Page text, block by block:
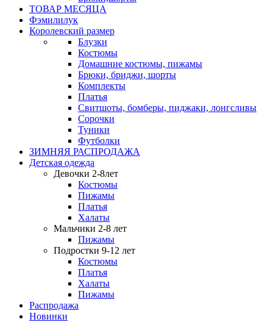
ТОВАР МЕСЯЦА
Фэмилилук
Королевский размер
Блузки
Костюмы
Домашние костюмы, пижамы
Брюки, бриджи, шорты
Комплекты
Платья
Свитшоты, бомберы, пиджаки, лонгсливы
Сорочки
Туники
Футболки
ЗИМНЯЯ РАСПРОДАЖА
Детская одежда
Девочки 2-8лет
Костюмы
Пижамы
Платья
Халаты
Мальчики 2-8 лет
Пижамы
Подростки 9-12 лет
Костюмы
Платья
Халаты
Пижамы
Распродажа
Новинки